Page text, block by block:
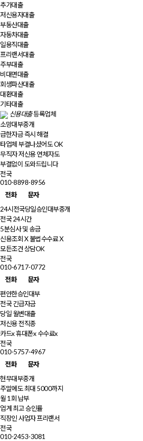
추가대출
저신용자대출
부동산대출
자동차대출
일용직대출
프리랜서대출
주부대출
비대면대출
회생파산대출
대환대출
기타대출
신용대출등록업체
소망대부중개
급한자금 즉시 해결
타업체 부결나셨어도 OK
무직자 저신용 연체자도
부결없이 도와드립니다
전국
010-8898-8956
전화
문자
24시전국당일승인대부중개
전국 24시간
5분심사 및 송금
신용조회 X 불법수수료 X
모든조건 상담OK
전국
010-6717-0772
전화
문자
편안한승인대부
전국 긴급자금
당일 월변대출
저신용 전직종
카드x 휴대폰x 수수료x
전국
010-5757-4967
전화
문자
현무대부중개
주말에도 최대 5000까지
월 1회 납부
업계 최고 승인률
직장인 사업자 프리랜서
전국
010-2453-3081